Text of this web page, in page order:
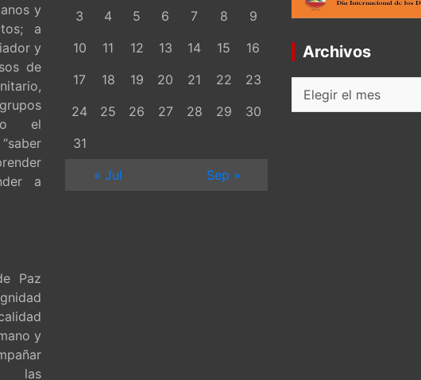
y
a
y
de
el
a
Paz
y
las
3
4 5 6 7 8
9
10
11 12 13 14 15
16
17
18 19 20 21 22
23
24
25 26 27 28 29
30
31
« Jul
Sep »
Archivos
Archivos